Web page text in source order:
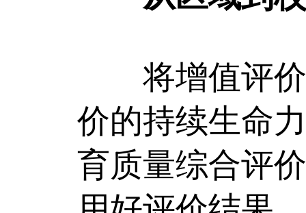
将增值评价
价的持续生命
育质量综合评